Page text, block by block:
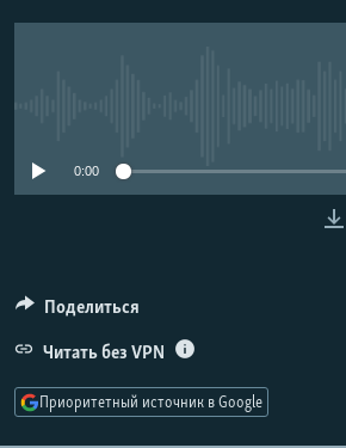
СИБИРЬ.РЕАЛИИ
СОЦИАЛЬНЫЕ СЕТИ
0:00
Поделиться
Читать без VPN
Приоритетный источник в Google